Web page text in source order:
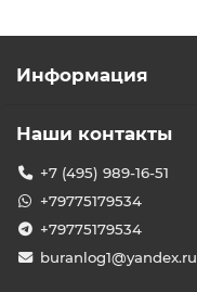
Информация
Наши контакты
+7 (495) 989-16-51
+79775179534
+79775179534
buranlog1@yandex.ru